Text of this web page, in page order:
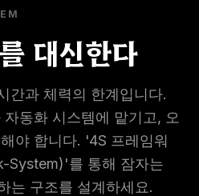
대신한다
간과 체력의 한계입니다.
동화 시스템에 맡기고, 오
야 합니다. '4S 프레임워
System)'를 통해 잠자는
는 구조를 설계하세요.